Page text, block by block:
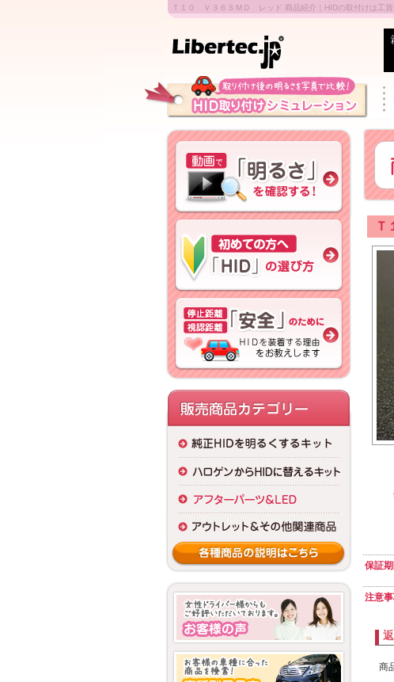
Ｔ１０ Ｖ３６ＳＭＤ レッド 商品紹介｜HIDの取付けは工賃
保証
注意
商